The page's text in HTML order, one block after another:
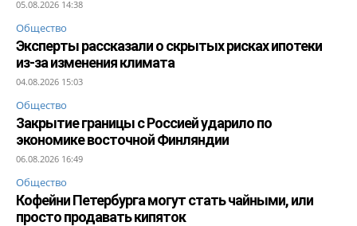
05.08.2026 14:38
Общество
Эксперты рассказали о скрытых рисках ипотеки
из-за изменения климата
04.08.2026 15:03
Общество
Закрытие границы с Россией ударило по
экономике восточной Финляндии
06.08.2026 16:49
Общество
Кофейни Петербурга могут стать чайными, или
просто продавать кипяток